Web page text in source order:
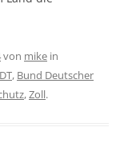
von mike in
, Bund Deutscher
,Zoll.